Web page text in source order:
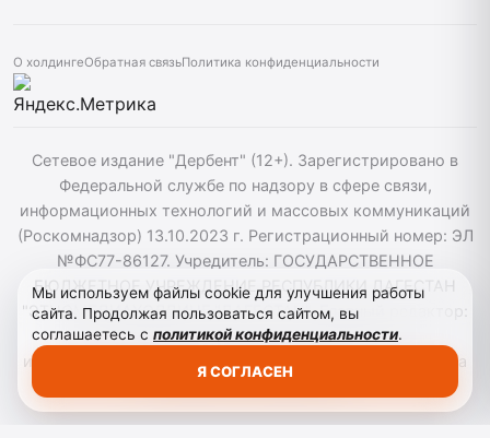
О холдингеОбратная связьПолитика конфиденциальности
Сетевое издание "Дербент" (12+). Зарегистрировано в
Федеральной службе по надзору в сфере связи,
информационных технологий и массовых коммуникаций
(Роскомнадзор) 13.10.2023 г. Регистрационный номер: ЭЛ
№ФС77-86127. Учредитель: ГОСУДАРСТВЕННОЕ
БЮДЖЕТНОЕ УЧРЕЖДЕНИЕ РЕСПУБЛИКИ ДАГЕСТАН
"ЭТНОМЕДИАХОЛДИНГ "ДАГЕСТАН". Главный редактор:
Т.К. Алекперов, Телефон: 89894856030. При
использовании материалов сайта активная гиперссылка
Мы используем файлы cookie для улучшения работы
сайта. Продолжая пользоваться сайтом, вы
соглашаетесь с политикой конфиденциальности.
Я СОГЛАСЕН